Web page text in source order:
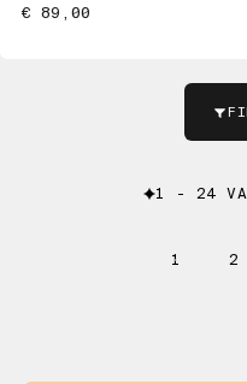
€ 89,00
1 - 24
1 2